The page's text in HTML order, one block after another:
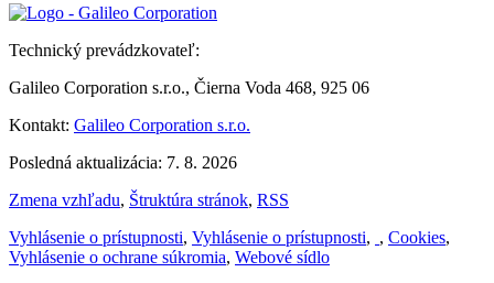
Technický prevádzkovateľ:
Galileo Corporation s.r.o., Čierna Voda 468, 925 06
Kontakt: Galileo Corporation s.r.o.
Posledná aktualizácia: 7. 8. 2026
Zmena vzhľadu, Štruktúra stránok, RSS
Vyhlásenie o prístupnosti, Vyhlásenie o prístupnosti, , Cookies,
Vyhlásenie o ochrane súkromia, Webové sídlo